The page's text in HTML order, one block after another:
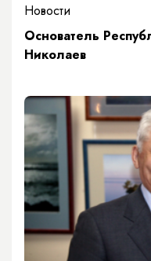
Новости
Основатель
Николаев